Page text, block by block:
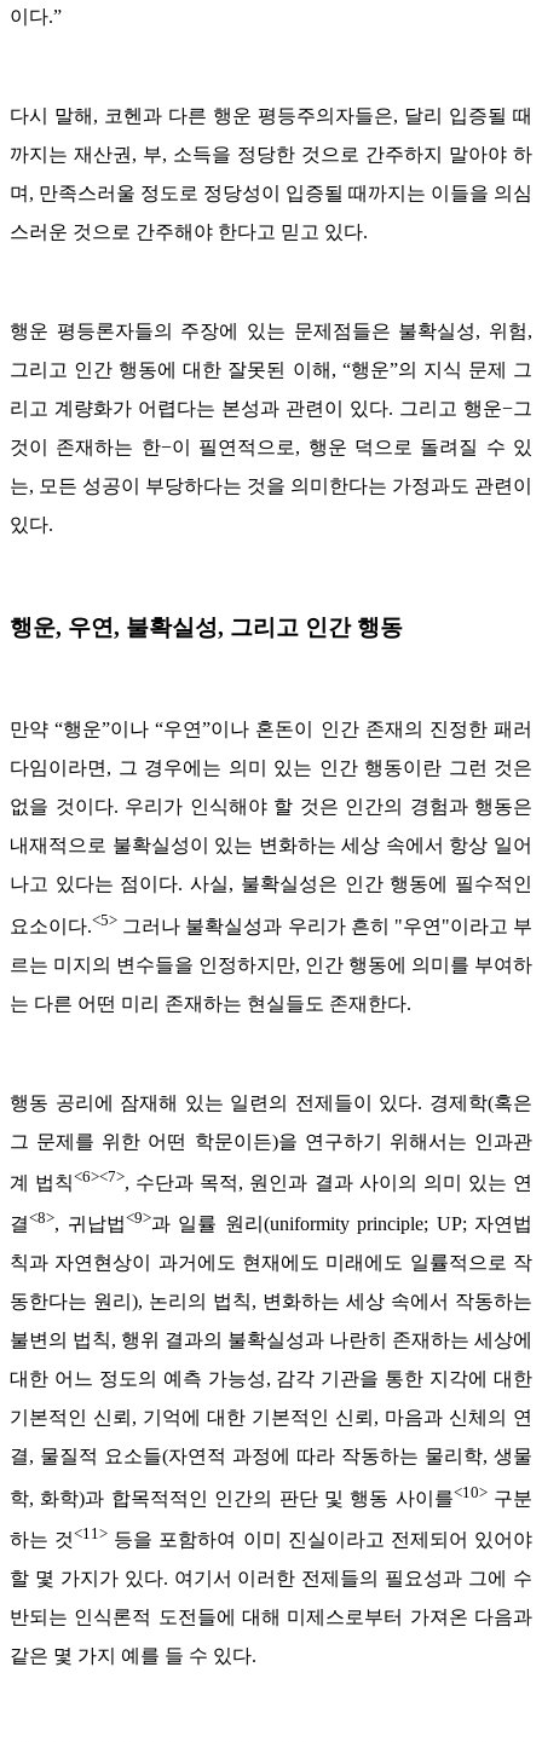
이다.”
다시 말해, 코헨과 다른 행운 평등주의자들은, 달리 입증될 때
까지는 재산권, 부, 소득을 정당한 것으로 간주하지 말아야 하
며, 만족스러울 정도로 정당성이 입증될 때까지는 이들을 의심
스러운 것으로 간주해야 한다고 믿고 있다.
행운 평등론자들의 주장에 있는 문제점들은 불확실성, 위험,
그리고 인간 행동에 대한 잘못된 이해, “행운”의 지식 문제 그
리고 계량화가 어렵다는 본성과 관련이 있다. 그리고 행운−그
것이 존재하는 한−이 필연적으로, 행운 덕으로 돌려질 수 있
는, 모든 성공이 부당하다는 것을 의미한다는 가정과도 관련이
있다.
행운, 우연, 불확실성, 그리고 인간 행동
만약 “행운”이나 “우연”이나 혼돈이 인간 존재의 진정한 패러
다임이라면, 그 경우에는 의미 있는 인간 행동이란 그런 것은
없을 것이다. 우리가 인식해야 할 것은 인간의 경험과 행동은
내재적으로 불확실성이 있는 변화하는 세상 속에서 항상 일어
나고 있다는 점이다. 사실, 불확실성은 인간 행동에 필수적인
요소이다.<5> 그러나 불확실성과 우리가 흔히 "우연"이라고 부
르는 미지의 변수들을 인정하지만, 인간 행동에 의미를 부여하
는 다른 어떤 미리 존재하는 현실들도 존재한다.
행동 공리에 잠재해 있는 일련의 전제들이 있다. 경제학(혹은
그 문제를 위한 어떤 학문이든)을 연구하기 위해서는 인과관
계 법칙<6><7>, 수단과 목적, 원인과 결과 사이의 의미 있는 연
결<8>, 귀납법<9>과 일률 원리(uniformity principle; UP; 자연법
칙과 자연현상이 과거에도 현재에도 미래에도 일률적으로 작
동한다는 원리), 논리의 법칙, 변화하는 세상 속에서 작동하는
불변의 법칙, 행위 결과의 불확실성과 나란히 존재하는 세상에
대한 어느 정도의 예측 가능성, 감각 기관을 통한 지각에 대한
기본적인 신뢰, 기억에 대한 기본적인 신뢰, 마음과 신체의 연
결, 물질적 요소들(자연적 과정에 따라 작동하는 물리학, 생물
학, 화학)과 합목적적인 인간의 판단 및 행동 사이를<10>구분
하는 것<11> 등을 포함하여 이미 진실이라고 전제되어 있어야
할 몇 가지가 있다. 여기서 이러한 전제들의 필요성과 그에 수
반되는 인식론적 도전들에 대해 미제스로부터 가져온 다음과
같은 몇 가지 예를 들 수 있다.